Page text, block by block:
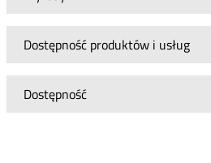
Dostępność produktów i usług
Dostępność